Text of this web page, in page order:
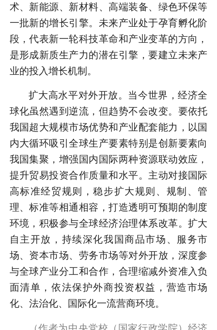
术、新能源、新材料、高端装备、绿色环保等
一批新的增长引擎。未来产业处于孕育孵化阶
段，代表新一轮科技革命和产业变革的方向，
是形成新质生产力的潜在引擎，要建立未来产
业的投入增长机制。
扩大高水平对外开放。当今世界，经济全
球化虽然遇到逆流，但趋势不会改变。要依托
我国超大规模市场优势和产业配套能力，以国
内大循环吸引全球生产要素特别是创新要素向
我国集聚，增强国内国际两种资源联动效应，
提升贸易投资合作质量和水平。主动对接国际
高标准经贸规则，稳步扩大规则、规制、管
理、标准等相通相容，打造透明可预期的制度
环境，积极参与全球经济治理体系改革。扩大
自主开放，持续深化我国商品市场、服务市
场、资本市场、劳务市场等对外开放，深度参
与全球产业分工和合作，合理缩减外资准入负
面清单，依法保护外商投资权益，营造市场
化、法治化、国际化一流营商环境。